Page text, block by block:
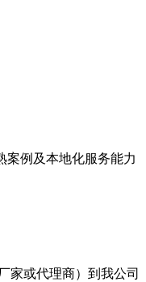
案例及本地化服务能力
家或代理商）到我公司